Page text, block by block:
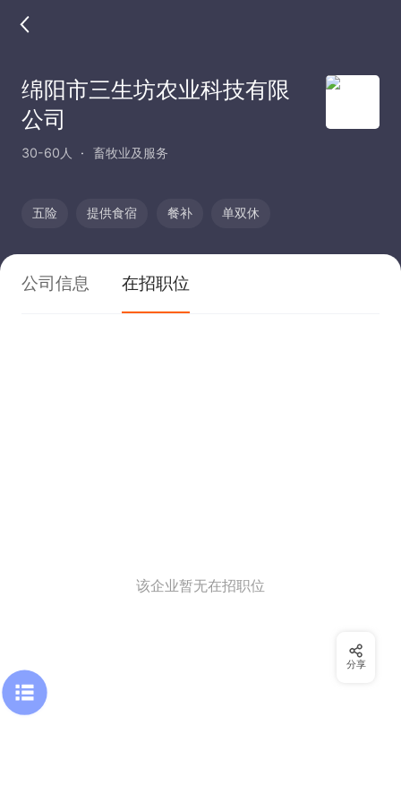
绵阳市三生坊农业科技有限
公司
30-60人 畜牧业及服务
五险 提供食宿 餐补 单双休
公司信息 在招职位
该企业暂无在招职位
分享